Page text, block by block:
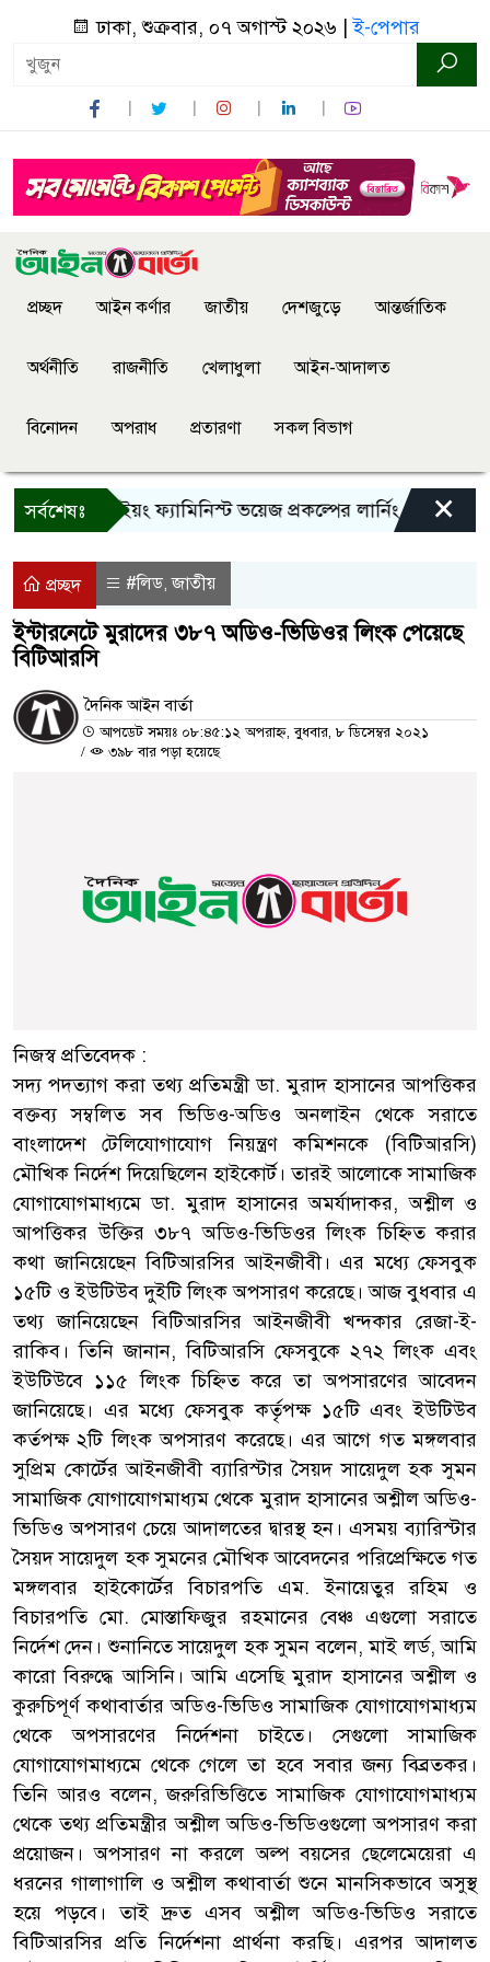
ঢাকা, শুক্রবার, ০৭ অগাস্ট ২০২৬ |ই-পেপার
প্রচ্ছদ আইন কর্ণার জাতীয় দেশজুড়ে আন্তর্জাতিক
অর্থনীতি রাজনীতি খেলাধুলা আইন-আদালত
বিনোদন অপরাধ প্রতারণা সকল বিভাগ
সর্বশেষঃ
বান্দরবানে ইয়ং ফ্যামিনিস্ট ভয়েজ প্রকল্পের লার্নিং শেয়ারিং
×
প্রচ্ছদ #লিড,জাতীয়
ইন্টারনেটে মুরাদের ৩৮৭ অডিও-ভিডিওর লিংক পেয়েছে
বিটিআরসি
দৈনিক আইন বার্তা
আপডেট সময়ঃ ০৮:৪৫:১২ অপরাহ্ন, বুধবার, ৮ ডিসেম্বর ২০২১
/
৩৯৮ বার পড়া হয়েছে
নিজস্ব প্রতিবেদক :
সদ্য পদত্যাগ করা তথ্য প্রতিমন্ত্রী ডা. মুরাদ হাসানের আপত্তিকর
বক্তব্য সম্বলিত সব ভিডিও-অডিও অনলাইন থেকে সরাতে
বাংলাদেশ টেলিযোগাযোগ নিয়ন্ত্রণ কমিশনকে (বিটিআরসি)
মৌখিক নির্দেশ দিয়েছিলেন হাইকোর্ট। তারই আলোকে সামাজিক
যোগাযোগমাধ্যমে ডা. মুরাদ হাসানের অমর্যাদাকর, অশ্লীল ও
আপত্তিকর উক্তির ৩৮৭ অডিও-ভিডিওর লিংক চিহ্নিত করার
কথা জানিয়েছেন বিটিআরসির আইনজীবী। এর মধ্যে ফেসবুক
১৫টি ও ইউটিউব দুইটি লিংক অপসারণ করেছে। আজ বুধবার এ
তথ্য জানিয়েছেন বিটিআরসির আইনজীবী খন্দকার রেজা-ই-
রাকিব। তিনি জানান, বিটিআরসি ফেসবুকে ২৭২ লিংক এবং
ইউটিউবে ১১৫ লিংক চিহ্নিত করে তা অপসারণের আবেদন
জানিয়েছে। এর মধ্যে ফেসবুক কর্তৃপক্ষ ১৫টি এবং ইউটিউব
কর্তপক্ষ ২টি লিংক অপসারণ করেছে। এর আগে গত মঙ্গলবার
সুপ্রিম কোর্টের আইনজীবী ব্যারিস্টার সৈয়দ সায়েদুল হক সুমন
সামাজিক যোগাযোগমাধ্যম থেকে মুরাদ হাসানের অশ্লীল অডিও-
ভিডিও অপসারণ চেয়ে আদালতের দ্বারস্থ হন। এসময় ব্যারিস্টার
সৈয়দ সায়েদুল হক সুমনের মৌখিক আবেদনের পরিপ্রেক্ষিতে গত
মঙ্গলবার হাইকোর্টের বিচারপতি এম. ইনায়েতুর রহিম ও
বিচারপতি মো. মোস্তাফিজুর রহমানের বেঞ্চ এগুলো সরাতে
নির্দেশ দেন। শুনানিতে সায়েদুল হক সুমন বলেন, মাই লর্ড, আমি
কারো বিরুদ্ধে আসিনি। আমি এসেছি মুরাদ হাসানের অশ্লীল ও
কুরুচিপূর্ণ কথাবার্তার অডিও-ভিডিও সামাজিক যোগাযোগমাধ্যম
থেকে অপসারণের নির্দেশনা চাইতে। সেগুলো সামাজিক
যোগাযোগমাধ্যমে থেকে গেলে তা হবে সবার জন্য বিব্রতকর।
তিনি আরও বলেন, জরুরিভিত্তিতে সামাজিক যোগাযোগমাধ্যম
থেকে তথ্য প্রতিমন্ত্রীর অশ্লীল অডিও-ভিডিওগুলো অপসারণ করা
প্রয়োজন। অপসারণ না করলে অল্প বয়সের ছেলেমেয়েরা এ
ধরনের গালাগালি ও অশ্লীল কথাবার্তা শুনে মানসিকভাবে অসুস্থ
হয়ে পড়বে। তাই দ্রুত এসব অশ্লীল অডিও-ভিডিও সরাতে
বিটিআরসির প্রতি নির্দেশনা প্রার্থনা করছি। এরপর আদালত